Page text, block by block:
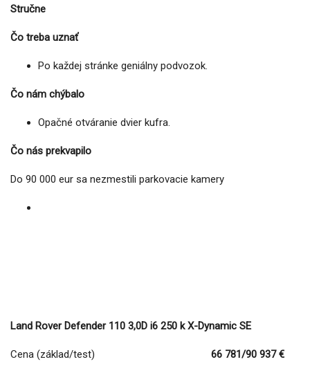
Stručne
Čo treba uznať
Po každej stránke geniálny podvozok.
Čo nám chýbalo
Opačné otváranie dvier kufra.
Čo nás prekvapilo
Do 90 000 eur sa nezmestili parkovacie kamery
Land Rover Defender 110 3,0D i6 250 k X-Dynamic SE
Cena (základ/test) 66 781/90 937 €